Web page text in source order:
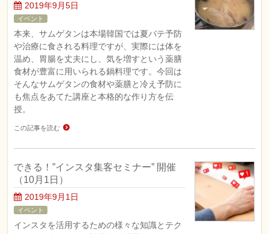
2019年9月5日
イベント
本来、サムゲタンは本場韓国では夏バテ予防
や治療に食される料理ですが、実際には体を
温め、胃腸を丈夫にし、気を増すという薬膳
食材が豊富に用いられる鍋料理です。今回は
そんなサムゲタンの食材や薬膳と冷え予防に
も焦点をあてた講座と本格的な作り方を伝
授。
この記事を読む
できる！”インスタ集客セミナー” 開催
（10月1日）
2019年9月1日
イベント
インスタを活用するための様々な知識とテク